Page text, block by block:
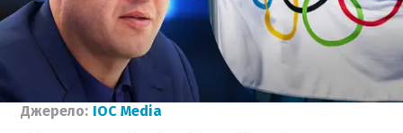
Джерело: IOC Media